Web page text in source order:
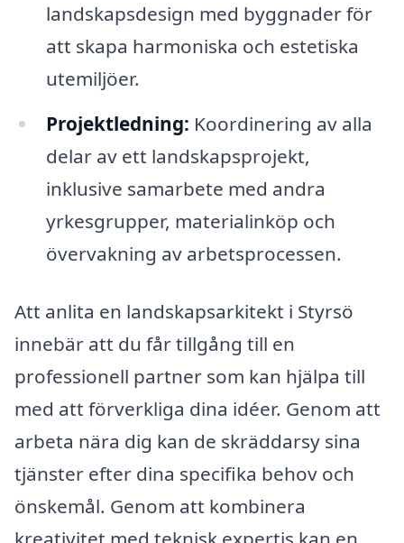
landskapsdesign med byggnader för
att skapa harmoniska och estetiska
utemiljöer.
Projektledning: Koordinering av alla
delar av ett landskapsprojekt,
inklusive samarbete med andra
yrkesgrupper, materialinköp och
övervakning av arbetsprocessen.
Att anlita en landskapsarkitekt i Styrsö
innebär att du får tillgång till en
professionell partner som kan hjälpa till
med att förverkliga dina idéer. Genom att
arbeta nära dig kan de skräddarsy sina
tjänster efter dina specifika behov och
önskemål. Genom att kombinera